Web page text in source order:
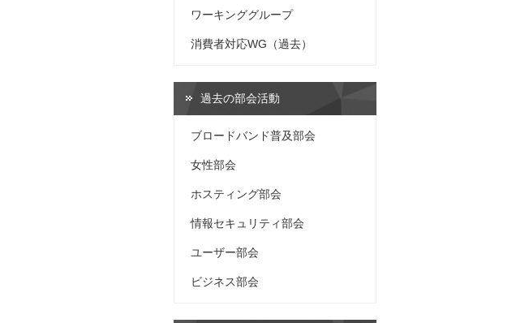
ワーキンググループ
消費者対応WG（過去）
過去の部会活動
ブロードバンド普及部会
女性部会
ホスティング部会
情報セキュリティ部会
ユーザー部会
ビジネス部会